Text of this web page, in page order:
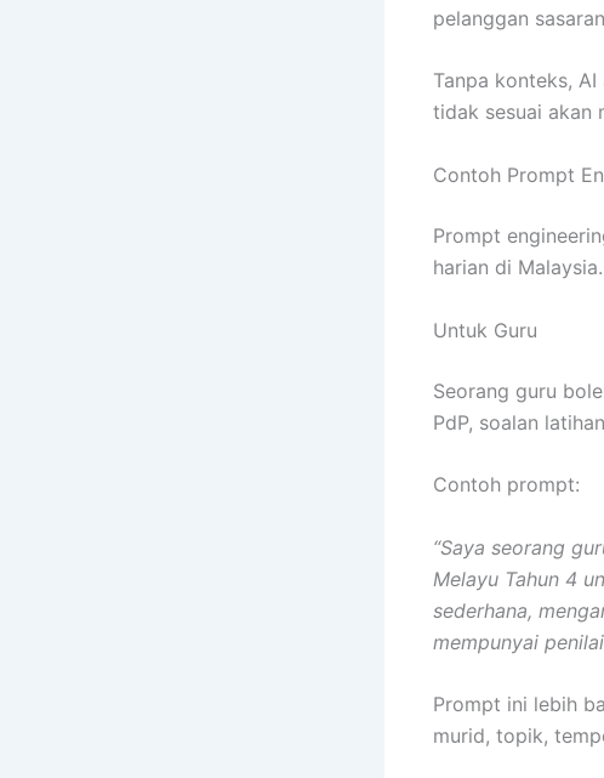
pelanggan
Tanpa konteks,
tidak sesuai akan
Contoh Prompt
Prompt
harian di Malaysia.
Untuk Guru
Seorang guru
PdP, soalan
Contoh prompt:
“Saya seorang
Melayu Tahun 4
sederhana,
mempunyai
Prompt ini lebih
murid, topik,